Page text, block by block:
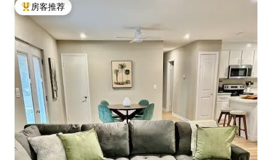
热门「房客推荐」
房客推荐